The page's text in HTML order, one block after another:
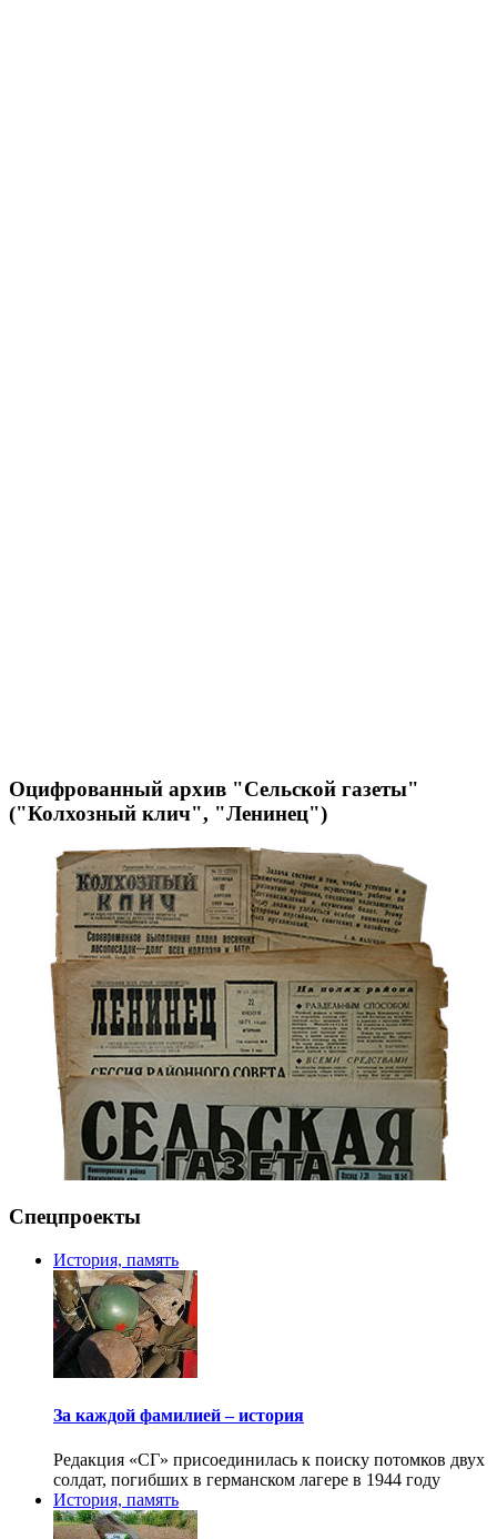
Оцифрованный архив "Сельской газеты"
("Колхозный клич", "Ленинец")
Спецпроекты
История, память
За каждой фамилией – история
Редакция «СГ» присоединилась к поиску потомков двух
солдат, погибших в германском лагере в 1944 году
История, память